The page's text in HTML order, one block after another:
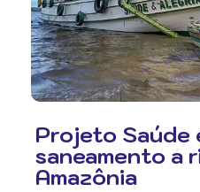
Projeto Saúde
saneamento a
Amazônia